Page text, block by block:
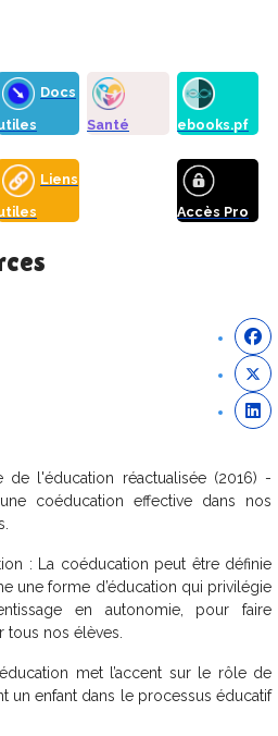
Docs
Santé ebooks.pf
Liens
Accès Pro
de l'éducation réactualisée (2016) -
coéducation effective dans nos
: La coéducation peut être définie
une forme d’éducation qui privilégie
en autonomie, pour faire
tous nos élèves.
met l’accent sur le rôle de
un enfant dans le processus éducatif